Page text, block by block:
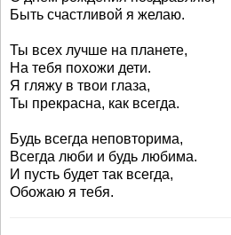
Быть счастливой я желаю.
Ты всех лучше на планете,
На тебя похожи дети.
Я гляжу в твои глаза,
Ты прекрасна, как всегда.
Будь всегда неповторима,
Всегда люби и будь любима.
И пусть будет так всегда,
Обожаю я тебя.